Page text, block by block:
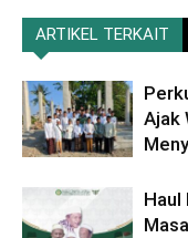
ARTIKEL TERKAIT
Ajak
Haul